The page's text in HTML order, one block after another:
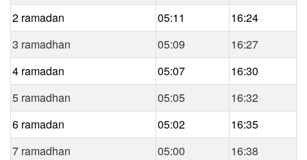
2 ramadan
05:11
16:24
3 ramadhan
05:09
16:27
4 ramadan
05:07
16:30
5 ramadhan
05:05
16:32
6 ramadan
05:02
16:35
7 ramadhan
05:00
16:38